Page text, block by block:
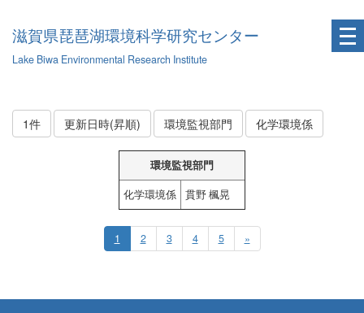
滋賀県琵琶湖環境科学研究センター
Lake Biwa Environmental Research Institute
1件 更新日時(昇順) 環境監視部門 化学環境係
環境監視部門
化学環境係
貫野 楓晃
1 2 3 4 5 »